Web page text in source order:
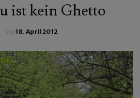
ist kein Ghetto
ein18. April 2012